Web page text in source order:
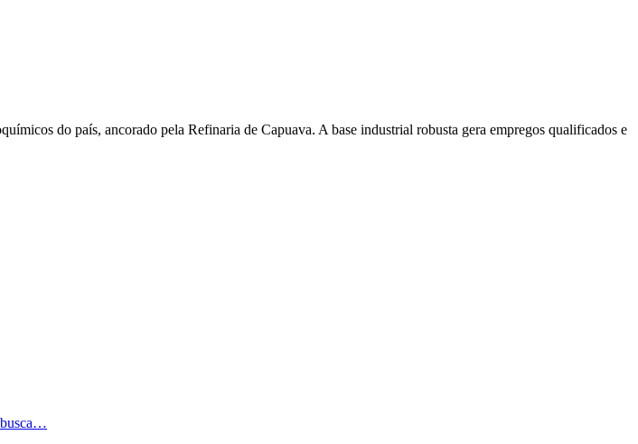
do país, ancorado pela Refinaria de Capuava. A base industrial robusta gera empregos qualificados e
busca…